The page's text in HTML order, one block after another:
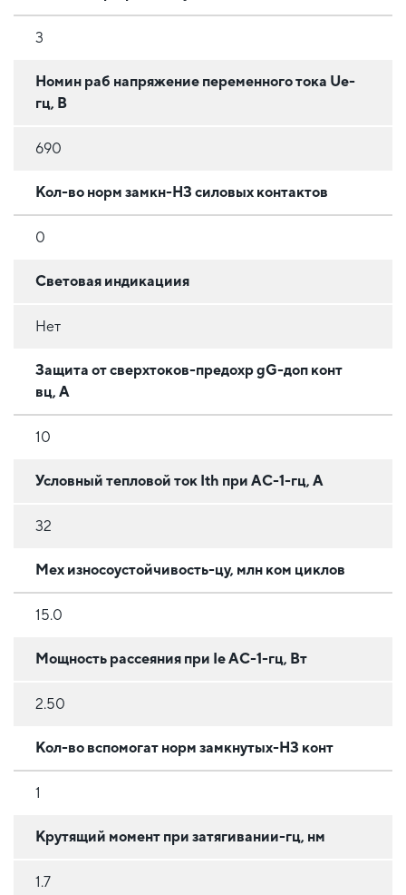
3
Номин раб напряжение переменного тока Ue-
гц, В
690
Кол-во норм замкн-НЗ силовых контактов
0
Световая индикациия
Нет
Защита от сверхтоков-предохр gG-доп конт
вц, А
10
Условный тепловой ток Ith при АС-1-гц, А
32
Мех износоустойчивость-цу, млн ком циклов
15.0
Мощность рассеяния при Ie АС-1-гц, Вт
2.50
Кол-во вспомогат норм замкнутых-НЗ конт
1
Крутящий момент при затягивании-гц, нм
1.7